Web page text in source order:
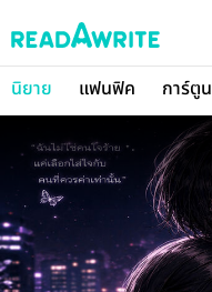
นิยาย แฟนฟิค การ์ตูน